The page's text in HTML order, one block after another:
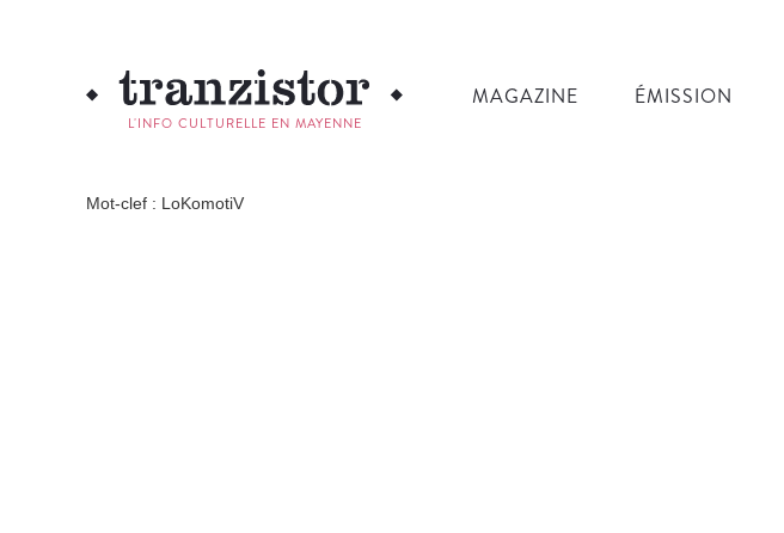
L'INFO CULTURELLE EN MAYENNE
MAGAZINE ÉMISSION
Mot-clef : LoKomotiV